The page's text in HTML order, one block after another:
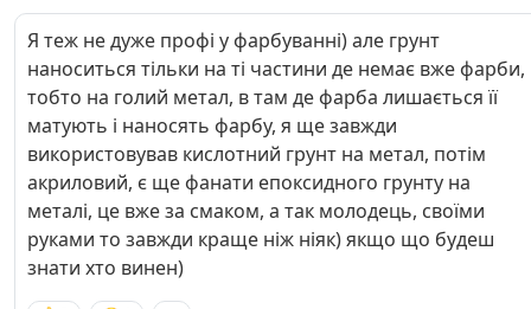
Я теж не дуже профі у фарбуванні) але грунт
наноситься тільки на ті частини де немає вже фарби,
тобто на голий метал, в там де фарба лишається її
матують і наносять фарбу, я ще завжди
використовував кислотний грунт на метал, потім
акриловий, є ще фанати епоксидного грунту на
металі, це вже за смаком, а так молодець, своїми
руками то завжди краще ніж ніяк) якщо що будеш
знати хто винен)